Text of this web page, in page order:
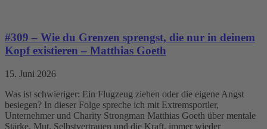
#309 – Wie du Grenzen sprengst, die nur in deinem
Kopf existieren – Matthias Goeth
15. Juni 2026
Was ist schwieriger: Ein Flugzeug ziehen oder die eigene Angst
besiegen? In dieser Folge spreche ich mit Extremsportler,
Unternehmer und Charity Strongman Matthias Goeth über mentale
Stärke, Mut, Selbstvertrauen und die Kraft, immer wieder